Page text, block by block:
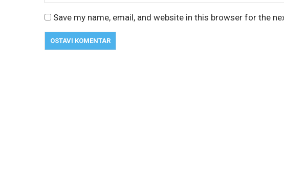
Save my name, email, and website in this browser for the